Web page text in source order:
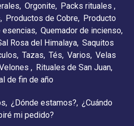
Orgonite Packs rituales
Productos de Cobre Producto
esencias Quemador de incienso
Rosa del Himalaya Saquitos
Tazas Tés Varios Velas
Rituales de San Juan
de fin de año
¿Dónde estamos?
¿Cuándo
mi pedido?